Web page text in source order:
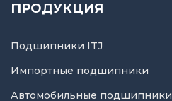
ПРОДУКЦИЯ
Подшипники ITJ
Импортные подшипники
Автомобильные подшипники